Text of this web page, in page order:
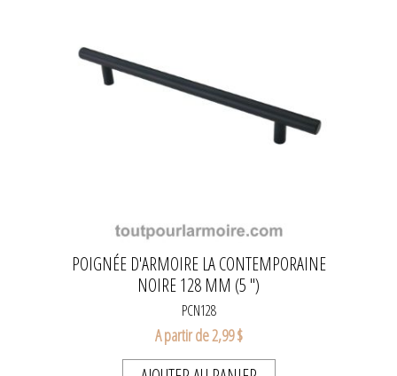
POIGNÉE D'ARMOIRE LA CONTEMPORAINE
NOIRE 128 MM (5 ")
PCN128
A partir de 2,99 $